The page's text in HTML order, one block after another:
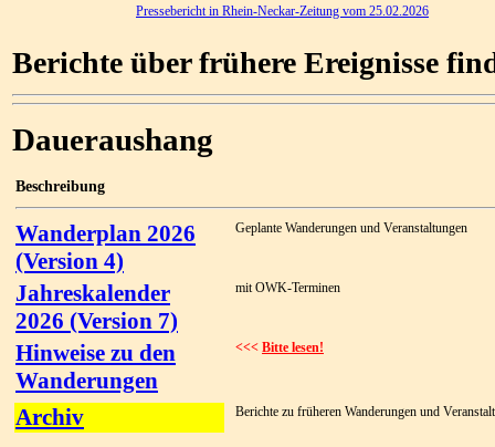
Pressebericht in Rhein-Neckar-Zeitung vom 25.02.2026
Berichte über frühere Ereignisse
Daueraushang
Beschreibung
Wanderplan 2026
(Version 4)
Geplante Wanderungen und Veranstaltungen
Jahreskalender
2026 (Version 7)
mit OWK-Terminen
Hinweise zu den
Wanderungen
<<< Bitte lesen!
Archiv Berichte zu früheren Wanderungen und